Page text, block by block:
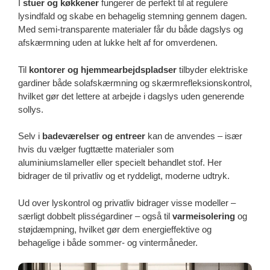
stuer og køkkener fungerer de perfekt til at regulere
lysindfald og skabe en behagelig stemning gennem dagen.
Med semi-transparente materialer får du både dagslys og
afskærmning uden at lukke helt af for omverdenen.
Til kontorer og hjemmearbejdspladser tilbyder elektriske
gardiner både solafskærmning og skærmrefleksionskontrol,
hvilket gør det lettere at arbejde i dagslys uden generende
sollys.
Selv i badeværelser og entreer kan de anvendes – især
hvis du vælger fugttætte materialer som
aluminiumslameller eller specielt behandlet stof. Her
bidrager de til privatliv og et ryddeligt, moderne udtryk.
Ud over lyskontrol og privatliv bidrager visse modeller –
særligt dobbelt plisségardiner – også til varmeisolering og
støjdæmpning, hvilket gør dem energieffektive og
behagelige i både sommer- og vintermåneder.